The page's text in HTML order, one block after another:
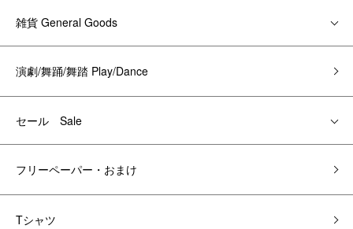
雑貨 General Goods
演劇/舞踊/舞踏 Play/Dance
セール Sale
フリーペーパー・おまけ
Tシャツ